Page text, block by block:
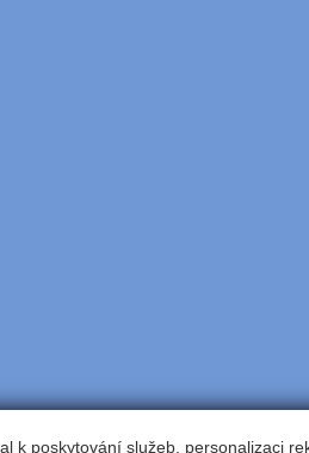
k poskytování služeb, personalizaci